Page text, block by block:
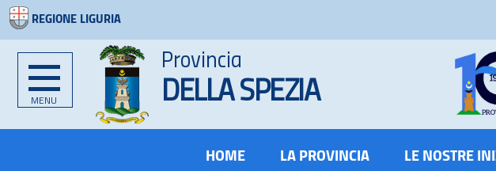
REGIONE LIGURIA
MENU
Provincia
DELLA SPEZIA
HOME LA PROVINCIA LE NOSTRE